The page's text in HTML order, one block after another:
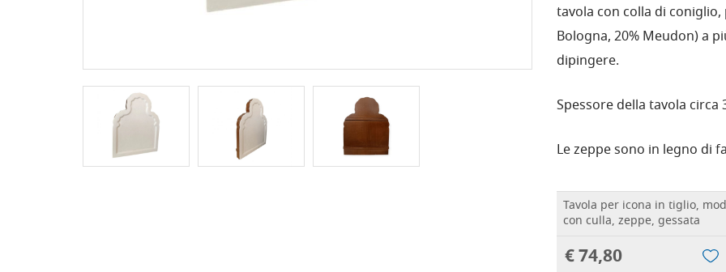
tavola con colla di
Bologna, 20% Meudon) a
dipingere.
Spessore della tavola circa
Le zeppe sono in legno di
Tavola per icona in tiglio,
con culla, zeppe, gessata
€ 74,80